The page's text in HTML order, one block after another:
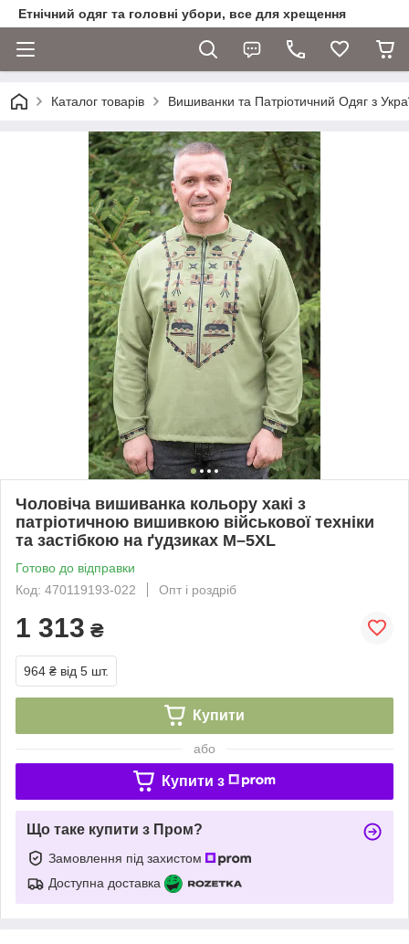
Етнічний одяг та головні убори, все для хрещення
Каталог товарів Вишиванки та Патріотичний Одяг з
Чоловіча вишиванка кольору хакі з
патріотичною вишивкою військової техніки
та застібкою на ґудзиках M–5XL
Готово до відправки
Код: 470119193-022
Опт і роздріб
1 313 ₴
964 ₴ від 5 шт.
Купити
або
Купити з
Що таке купити з Пром?
Замовлення під захистом
Доступна доставка